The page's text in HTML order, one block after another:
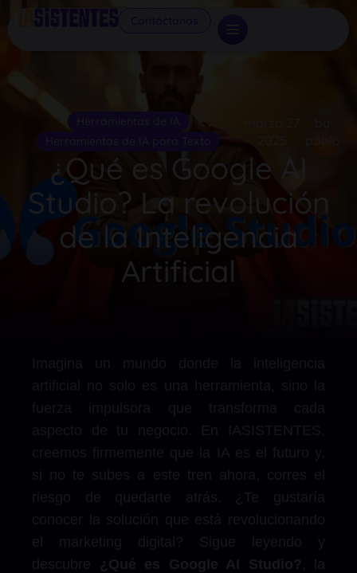
¿Qué es Google AI
Studio? La revolución
de la Inteligencia
Artificial